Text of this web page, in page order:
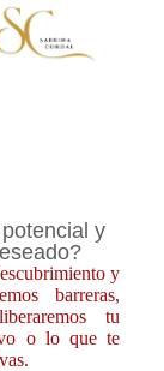
y
y
barreras,
tu
o lo que te